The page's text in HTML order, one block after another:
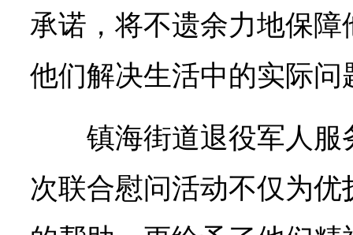
承诺，将不遗余力地保
他们解决生活中的实际问
镇海街道退役军人
次联合慰问活动不仅为